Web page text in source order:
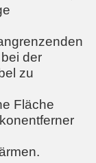
der
zu
Fläche